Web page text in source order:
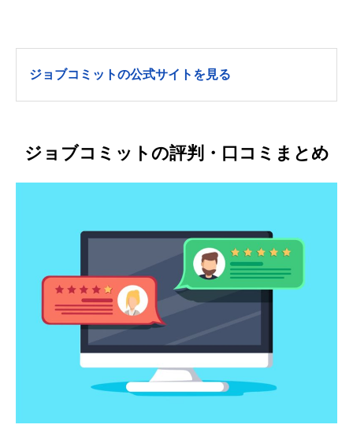
ジョブコミットの公式サイトを見る
ジョブコミットの評判・口コミまとめ